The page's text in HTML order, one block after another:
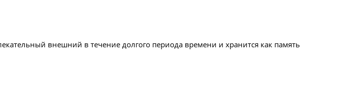
внешний в течение долгого периода времени и хранится как память